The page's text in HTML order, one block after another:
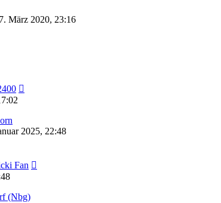
März 2020, 23:16
2025, 22:48
Fan
(Nbg)